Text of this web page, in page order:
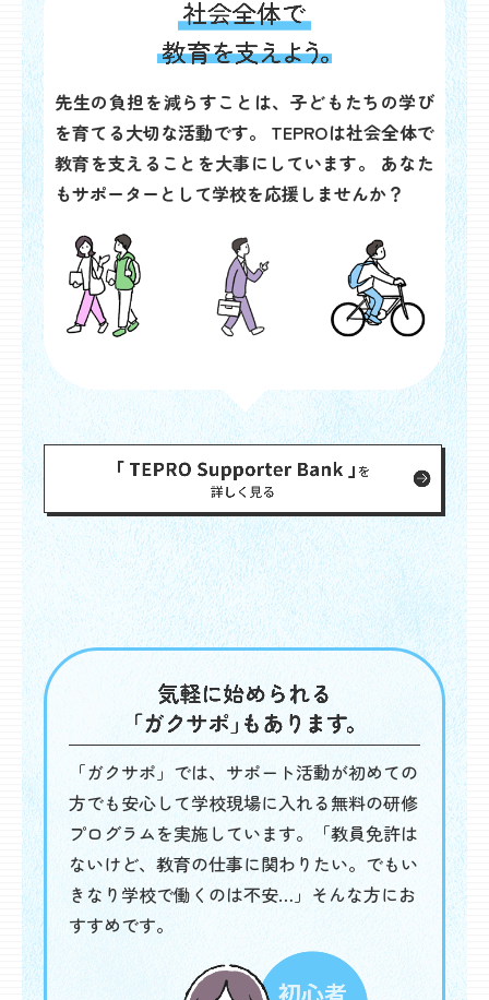
先生の負担を減らすことは、子どもたちの学び
を育てる大切な活動です。
TEPROは社会全体で
教育を支えることを大事にしています。
あなた
もサポーターとして学校を応援しませんか？
「ガクサポ」では、サポート活動が初めての
方でも安心して学校現場に入れる無料の研修
プログラムを実施しています。「教員免許は
ないけど、教育の仕事に関わりたい。でもい
きなり学校で働くのは不安…」そんな方にお
すすめです。